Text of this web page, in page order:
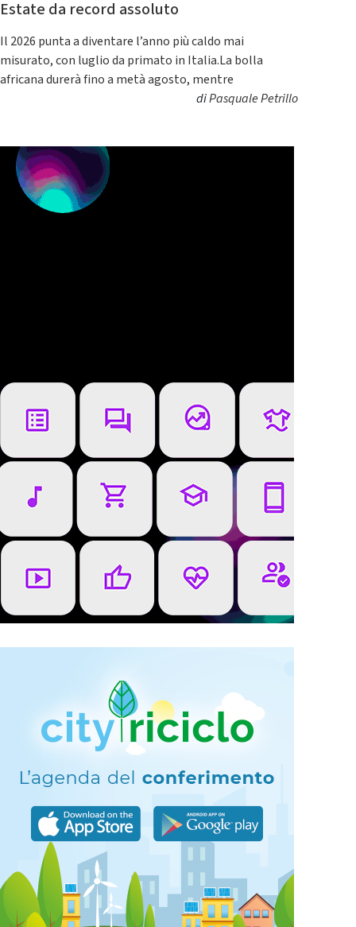
Estate da record assoluto
Il 2026 punta a diventare l’anno più caldo mai
misurato, con luglio da primato in Italia.La bolla
africana durerà fino a metà agosto, mentre
diPasquale Petrillo